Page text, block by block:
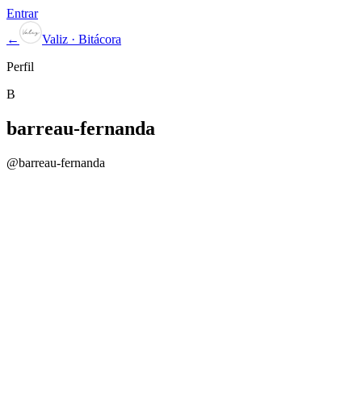
Entrar
←
Valiz · Bitácora
Perfil
B
barreau-fernanda
@barreau-fernanda